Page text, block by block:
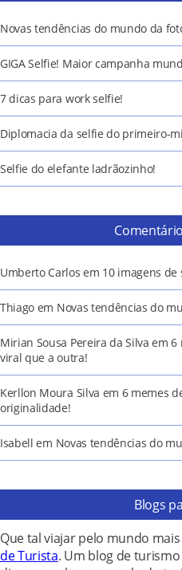
Novas tendências do mundo da
GIGA Selfie! Maior campanha
7 dicas para work selfie!
Diplomacia da selfie do primeiro-
Selfie do elefante ladrãozinho!
Umberto Carlos em 10 imagens de
Thiago em Novas tendências do
Mirian Sousa Pereira da Silva em6
viral que a outra!
Kerllon Moura Silva em 6 memes
originalidade!
Isabell em Novas tendências do
Blogs
Que tal viajar pelo mundo
de Turista. Um blog de